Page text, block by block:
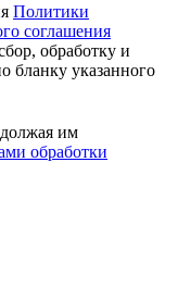
Политики
соглашения
обработку и
бланку указанного
им
обработки